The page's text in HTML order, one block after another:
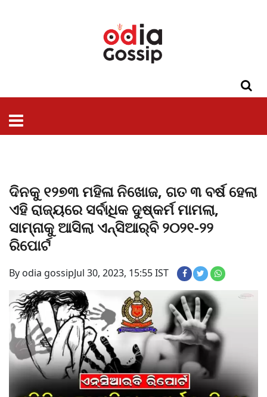
ଦିନକୁ ୧୨୭୩ ମହିଳା ନିଖୋଜ, ଗତ ୩ ବର୍ଷ ହେଲା
ଏହି ରାଜ୍ୟରେ ସର୍ବାଧିକ ଦୁଷ୍କର୍ମ ମାମଲା,
ସାମ୍ନାକୁ ଆସିଲା ଏନ୍‌ସିଆର୍‌ବି ୨୦୨୧-୨୨
ରିପୋର୍ଟ
By odia gossipJul 30, 2023, 15:55 IST